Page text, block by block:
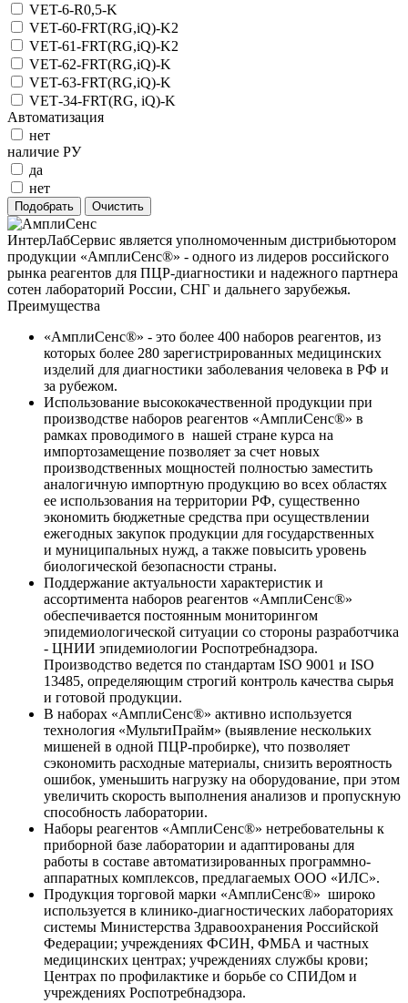
VET-6-R0,5-K
VET-60-FRT(RG,iQ)-K2
VET-61-FRT(RG,iQ)-K2
VET-62-FRT(RG,iQ)-K
VET-63-FRT(RG,iQ)-K
VET‑34-FRT(RG, iQ)-K
Автоматизация
нет
наличие РУ
да
нет
ИнтерЛабСервис является уполномоченным дистрибьютором
продукции «АмплиСенс®» - одного из лидеров российского
рынка реагентов для ПЦР-диагностики и надежного партнера
сотен лабораторий России, СНГ и дальнего зарубежья.
Преимущества
«АмплиСенс®» - это более 400 наборов реагентов, из
которых более 280 зарегистрированных медицинских
изделий для диагностики заболевания человека в РФ и
за рубежом.
Использование высококачественной продукции при
производстве наборов реагентов «АмплиСенс®» в
рамках проводимого в нашей стране курса на
импортозамещение позволяет за счет новых
производственных мощностей полностью заместить
аналогичную импортную продукцию во всех областях
ее использования на территории РФ, существенно
экономить бюджетные средства при осуществлении
ежегодных закупок продукции для государственных
и муниципальных нужд, а также повысить уровень
биологической безопасности страны.
Поддержание актуальности характеристик и
ассортимента наборов реагентов «АмплиСенс®»
обеспечивается постоянным мониторингом
эпидемиологической ситуации со стороны разработчика
- ЦНИИ эпидемиологии Роспотребнадзора.
Производство ведется по стандартам ISO 9001 и ISO
13485, определяющим строгий контроль качества сырья
и готовой продукции.
В наборах «АмплиСенс®» активно используется
технология «МультиПрайм» (выявление нескольких
мишеней в одной ПЦР-пробирке), что позволяет
сэкономить расходные материалы, снизить вероятность
ошибок, уменьшить нагрузку на оборудование, при этом
увеличить скорость выполнения анализов и пропускную
способность лаборатории.
Наборы реагентов «АмплиСенс®» нетребовательны к
приборной базе лаборатории и адаптированы для
работы в составе автоматизированных программно-
аппаратных комплексов, предлагаемых ООО «ИЛС».
Продукция торговой марки «АмплиСенс®» широко
используется в клинико-диагностических лабораториях
системы Министерства Здравоохранения Российской
Федерации; учреждениях ФСИН, ФМБА и частных
медицинских центрах; учреждениях службы крови;
Центрах по профилактике и борьбе со СПИДом и
учреждениях Роспотребнадзора.